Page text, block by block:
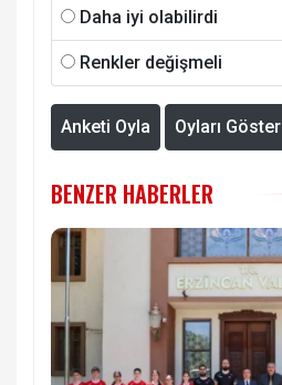
Daha iyi olabilirdi
Renkler değişmeli
Anketi Oyla Oyları Göster
BENZER HABERLER